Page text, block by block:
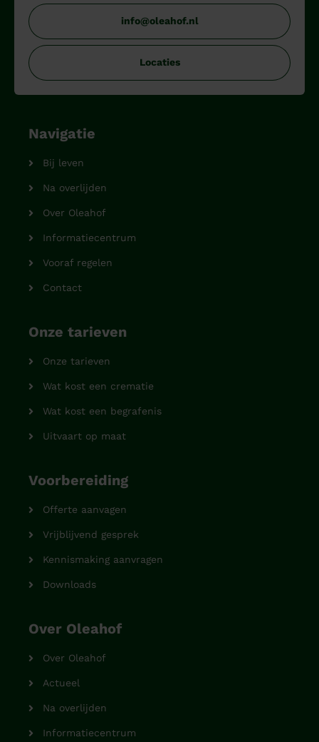
info@oleahof.nl
Locaties
Navigatie
Bij leven
Na overlijden
Over Oleahof
Informatiecentrum
Vooraf regelen
Contact
Onze tarieven
Onze tarieven
Wat kost een crematie
Wat kost een begrafenis
Uitvaart op maat
Voorbereiding
Offerte aanvagen
Vrijblijvend gesprek
Kennismaking aanvragen
Downloads
Over Oleahof
Over Oleahof
Actueel
Na overlijden
Informatiecentrum